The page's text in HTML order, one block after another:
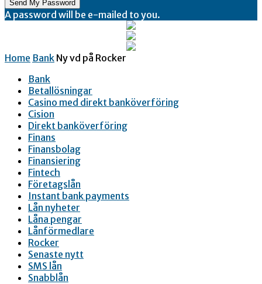
A password will be e-mailed to you.
Home Bank Ny vd på Rocker
Bank
Betallösningar
Casino med direkt banköverföring
Cision
Direkt banköverföring
Finans
Finansbolag
Finansiering
Fintech
Företagslån
Instant bank payments
Lån nyheter
Låna pengar
Lånförmedlare
Rocker
Senaste nytt
SMS lån
Snabblån